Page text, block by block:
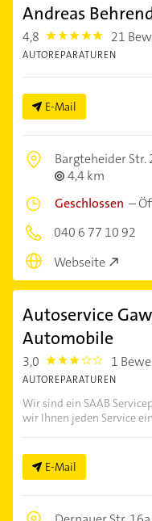
Andreas
4,8 4.8 21
AUTOREPARATUREN
E-Mail
Bargteheider Str.
4,4 km
Geschlossen –
040 6 77 10 92
Webseite
Autoservice
Automobile
3,0 3.0 1
AUTOREPARATUREN
Wir sind ein SAAB
wir Ihnen jeden Service
E-Mail